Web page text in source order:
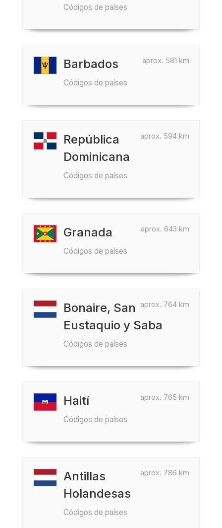
Códigos de países
aprox. 581 km
Barbados
Códigos de países
aprox. 594 km
República
Dominicana
Códigos de países
aprox. 643 km
Granada
Códigos de países
aprox. 764 km
Bonaire, San
Eustaquio y Saba
Códigos de países
aprox. 765 km
Haití
Códigos de países
aprox. 786 km
Antillas
Holandesas
Códigos de países